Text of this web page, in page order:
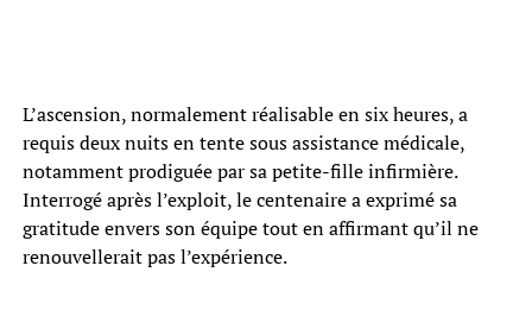
L’ascension, normalement réalisable en six heures, a
requis deux nuits en tente sous assistance médicale,
notamment prodiguée par sa petite-fille infirmière.
Interrogé après l’exploit, le centenaire a exprimé sa
gratitude envers son équipe tout en affirmant qu’il ne
renouvellerait pas l’expérience.